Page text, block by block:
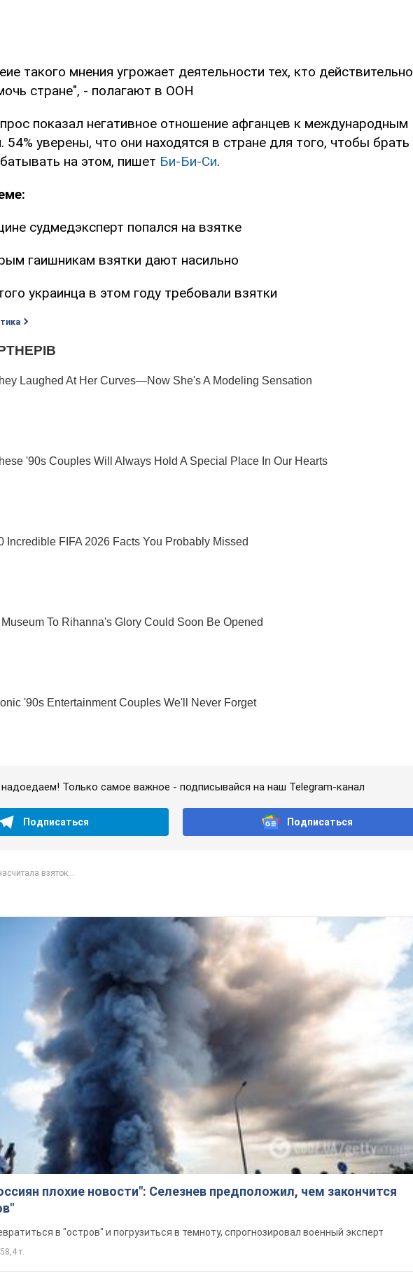
такого мнения угрожает деятельности тех, кто действительно
стране", - полагают в ООН
показал негативное отношение афганцев к международным
54% уверены, что они находятся в стране для того, чтобы брать
на этом, пишет Би-Би-Си.
судмедэксперт попался на взятке
гаишникам взятки дают насильно
украинца в этом году требовали взятки
Только самое важное - подписывайся на наш Telegram-канал
Подписаться Подписаться
взяток...
плохие новости": Селезнев предположил, чем закончится
в "остров" и погрузиться в темноту, спрогнозировал военный эксперт
58,4 т.